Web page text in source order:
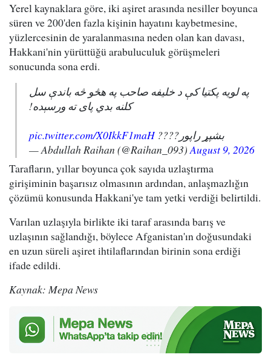
Yerel kaynaklara göre, iki aşiret arasında nesiller boyunca
süren ve 200'den fazla kişinin hayatını kaybetmesine,
yüzlercesinin de yaralanmasına neden olan kan davası,
Hakkani'nin yürüttüğü arabuluculuk görüşmeleri
sonucunda sona erdi.
په لویه پکتیا کې د خلیفه صاحب په هڅو څه باندې سل
کلنه بدي پای ته ورسېده!
بشپړ راپور????pic.twitter.com/X0IkkF1maH
— Abdullah Raihan (@Raihan_093)August 9, 2026
Tarafların, yıllar boyunca çok sayıda uzlaştırma
girişiminin başarısız olmasının ardından, anlaşmazlığın
çözümü konusunda Hakkani'ye tam yetki verdiği belirtildi.
Varılan uzlaşıyla birlikte iki taraf arasında barış ve
uzlaşının sağlandığı, böylece Afganistan'ın doğusundaki
en uzun süreli aşiret ihtilaflarından birinin sona erdiği
ifade edildi.
Kaynak: Mepa News